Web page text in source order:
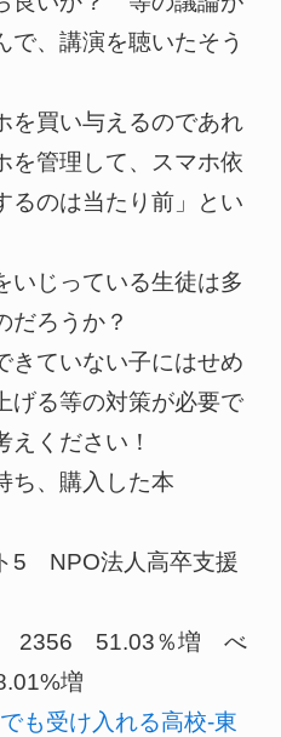
で、講演を聴いたそう
を買い与えるのであれ
を管理して、スマホ依
るのは当たり前」とい
いじっている生徒は多
だろうか？
きていない子にはせめ
げる等の対策が必要で
ください！
ち、購入した本
5 NPO法人高卒支援
2356 51.03％増 べ
増
も受け入れる高校-東